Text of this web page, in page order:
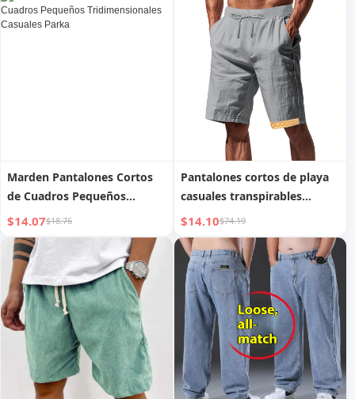
Marden Pantalones Cortos
de Cuadros Pequeños
Tridimensionales Casuales
Parka
$14.07$18.76
Pantalones cortos de playa
casuales transpirables
sueltos para hombre
$14.10$74.19